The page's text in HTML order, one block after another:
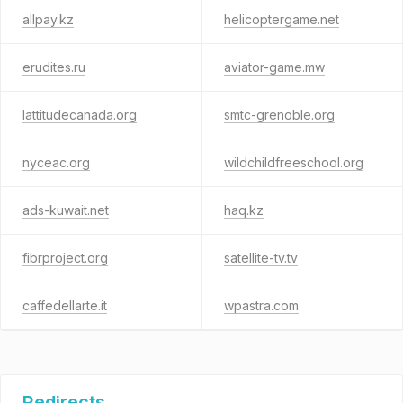
allpay.kz helicoptergame.net
erudites.ru aviator-game.mw
lattitudecanada.org smtc-grenoble.org
nyceac.org wildchildfreeschool.org
ads-kuwait.net haq.kz
fibrproject.org satellite-tv.tv
caffedellarte.it wpastra.com